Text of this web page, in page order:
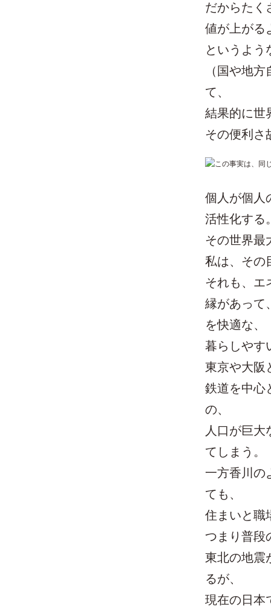
だからたく
値が上がる
というよう
（国や地
て、
結果的に世
その便利さ
個人が個人
活性化する
その世界最
私は、その
それも、エ
縁があって
を快適な、
暮らしやす
東京や大阪
鉄道を中心
の、
人口が巨
てしまう。
一方香川の
ても、
住まいと職
つまり普段
東北の地震
るが、
現在の日本